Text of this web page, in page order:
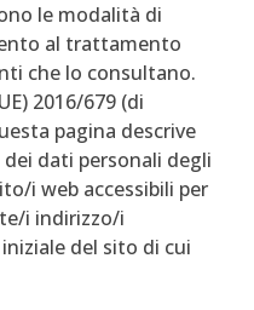
le modalità di
al trattamento
che lo consultano.
2016/679 (di
pagina descrive
dati personali degli
i web accessibili per
i indirizzo/i
del sito di cui